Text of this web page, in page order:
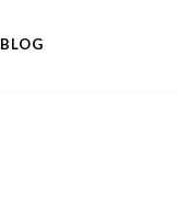
BLOG